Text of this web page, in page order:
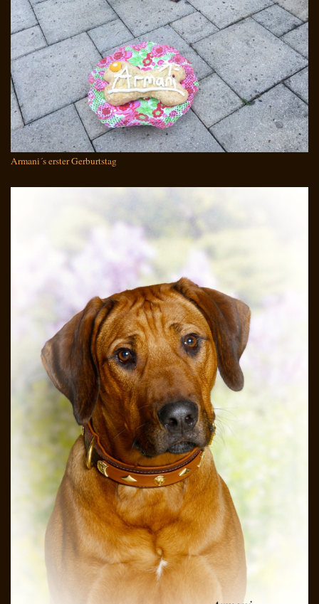
Armani´s erster Gerburtstag